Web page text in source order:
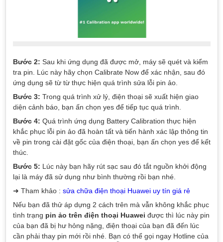
Bước 2: Sau khi ứng dụng đã được mở, máy sẽ quét và kiểm
tra pin. Lúc này hãy chọn Calibrate Now để xác nhận, sau đó
ứng dụng sẽ từ từ thực hiện quá trình sửa lỗi pin ảo.
Bước 3: Trong quá trình xử lý, điện thoại sẽ xuất hiện giao
diện cảnh báo, bạn ấn chọn yes để tiếp tục quá trình.
Bước 4: Quá trình ứng dụng Battery Calibration thực hiện
khắc phục lỗi pin ảo đã hoàn tất và tiến hành xác lập thông tin
về pin trong cài đặt gốc của điện thoại, bạn ấn chọn yes để kết
thúc.
Bước 5: Lúc này bạn hãy rút sạc sau đó tắt nguồn khởi động
lại là máy đã sử dụng như bình thường rồi bạn nhé.
➜ Tham khảo : sửa chữa điện thoại Huawei uy tín giá rẻ
Nếu bạn đã thử áp dựng 2 cách trên mà vẫn không khắc phục
tình trạng pin ảo trên điện thoại Huawei được thì lúc này pin
của bạn đã bị hư hỏng nặng, điện thoại của bạn đã đến lúc
cần phải thay pin mới rồi nhé. Bạn có thể gọi ngay Hotline của